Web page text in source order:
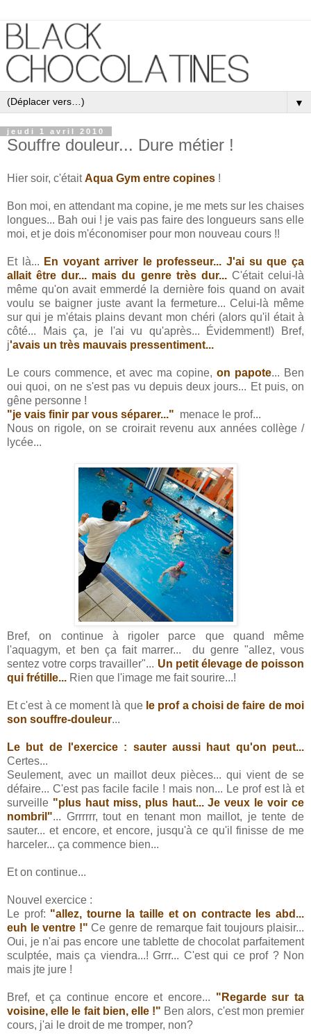
▼
jeudi 1 avril 2010
Souffre douleur... Dure métier !
Hier soir, c'étaitAqua Gym entre copines !
Bon moi, en attendant ma copine, je me mets sur les chaises
longues... Bah oui ! je vais pas faire des longueurs sans elle
moi, et je dois m'économiser pour mon nouveau cours !!
Et là... En voyant arriver le professeur... J'ai su que ça
allait être dur... mais du genre très dur... C'était celui-là
même qu'on avait emmerdé la dernière fois quand on avait
voulu se baigner juste avant la fermeture... Celui-là même
sur qui je m'étais plains devant mon chéri (alors qu'il était à
côté... Mais ça, je l'ai vu qu'après... Évidemment!) Bref,
j'avais un très mauvais pressentiment...
Le cours commence, et avec ma copine, on papote... Ben
oui quoi, on ne s'est pas vu depuis deux jours... Et puis, on
gêne personne !
"je vais finir par vous séparer..." menace le prof...
Nous on rigole, on se croirait revenu aux années collège /
lycée...
Bref, on continue à rigoler parce que quand même
l'aquagym, et ben ça fait marrer... du genre "allez, vous
sentez votre corps travailler"... Un petit élevage de poisson
qui frétille... Rien que l'image me fait sourire...!
Et c'est à ce moment là que le prof a choisi de faire de moi
son souffre-douleur...
Le but de l'exercice : sauter aussi haut qu'on peut...
Certes...
Seulement, avec un maillot deux pièces... qui vient de se
défaire... C'est pas facile facile ! mais non... Le prof est là et
surveille "plus haut miss, plus haut... Je veux le voir ce
nombril"... Grrrrrr, tout en tenant mon maillot, je tente de
sauter... et encore, et encore, jusqu'à ce qu'il finisse de me
harceler... ça commence bien...
Et on continue...
Nouvel exercice :
Le prof: "allez, tourne la taille et on contracte les abd...
euh le ventre !" Ce genre de remarque fait toujours plaisir...
Oui, je n'ai pas encore une tablette de chocolat parfaitement
sculptée, mais ça viendra...! Grrr... C'est qui ce prof ? Non
mais jte jure !
Bref, et ça continue encore et encore... "Regarde sur ta
voisine, elle le fait bien, elle !" Ben alors, c'est mon premier
cours, j'ai le droit de me tromper, non?